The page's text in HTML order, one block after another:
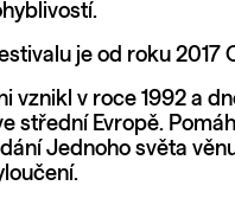
je od roku 2017
vznikl v roce 1992 a
střední Evropě.
Jednoho světa